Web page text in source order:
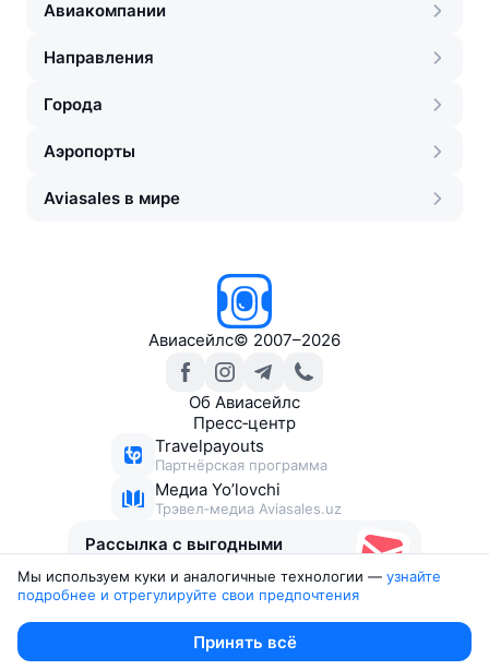
Авиакомпании
Направления
Города
Аэропорты
Aviasales в мире
Авиасейлс© 2007–2026
Об Авиасейлс
Пресс‑центр
Travelpayouts
Партнёрская программа
Медиа Yo’lovchi
Трэвел‑медиа Aviasales.uz
Рассылка с выгодными
Юридические документы
Мы используем куки и аналогичные технологии — узнайте
подробнее и отрегулируйте свои предпочтения
Принять всё